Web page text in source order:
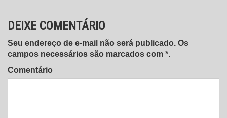
DEIXE COMENTÁRIO
Seu endereço de e-mail não será publicado. Os
campos necessários são marcados com *.
Comentário